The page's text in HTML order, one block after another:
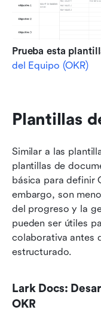
Prueba esta
del Equipo (OKR)
Plantillas
Similar a las
plantillas de
básica para definir
embargo, son
del progreso y la
pueden ser útiles
colaborativa antes
estructurado.
Lark Docs:
OKR